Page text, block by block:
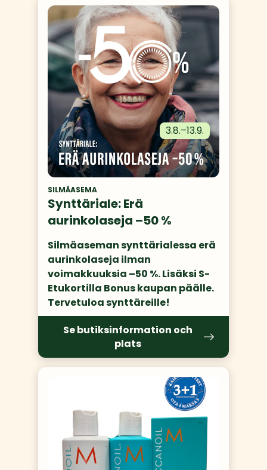
3.8.–13.9.
SILMÄASEMA
Synttäriale: Erä
aurinkolaseja –50 %
Silmäaseman synttärialessa erä
aurinkolaseja ilman
voimakkuuksia –50 %. Lisäksi S-
Etukortilla Bonus kaupan päälle.
Tervetuloa synttäreille!
Se butiksinformation och
plats